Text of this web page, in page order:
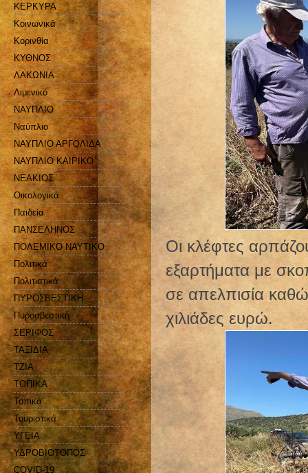
Οι κλέφτες
εξαρτήματα με
σε απελπισία
χιλιάδες ευρώ.
ΚΕΡΚΥΡΑ
Κοινωνικά
Κορινθία
ΚΥΘΝΟΣ
ΛΑΚΩΝΙΑ
Λιμενικό
ΝΑΥΠΛΙΟ
Ναύπλιο
ΝΑΥΠΛΙΟ ΑΡΓΟΛΙΔΑ
ΝΑΥΠΛΙΟ ΚΑΙΡΙΚΟ
ΝΕΑΚΙΟΣ
Οικολογικά
Παιδεία
ΠΑΝΣΕΛΗΝΟΣ
ΠΟΛΕΜΙΚΟ ΝΑΥΤΙΚΟ
Πολιτικά
Πολιτιστικά
ΠΥΡΟΣΒΕΣΤΙΚΗ
Πυροσβεστική
ΣΕΡΙΦΟΣ
ΤΑΞΙΔΙΑ
ΤΖΙΑ
ΤΟΠΙΚΑ
Τοπικά
Τουριστικά
ΥΓΕΙΑ
ΥΔΡΟΒΙΟΤΟΠΟΣ
COVID-19